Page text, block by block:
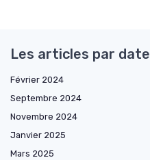
Les articles par date
Février 2024
Septembre 2024
Novembre 2024
Janvier 2025
Mars 2025